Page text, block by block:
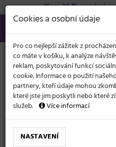
Sleva 20 %na
566 440 099
Po−pá: 8−17
Vše o nákupu
KATEGORIE
MENU
Holičství (Barber) Břitvy
Cookies a osobní údaje
Pro co nejlepší zážitek z
co máte v košíku, k analýze
reklam, poskytování funkcí
cookie. Informace o použití
partnery, kteří údaje mohou
které jste jim poskytli nebo které
služeb.
Více informací
NASTAVENÍ